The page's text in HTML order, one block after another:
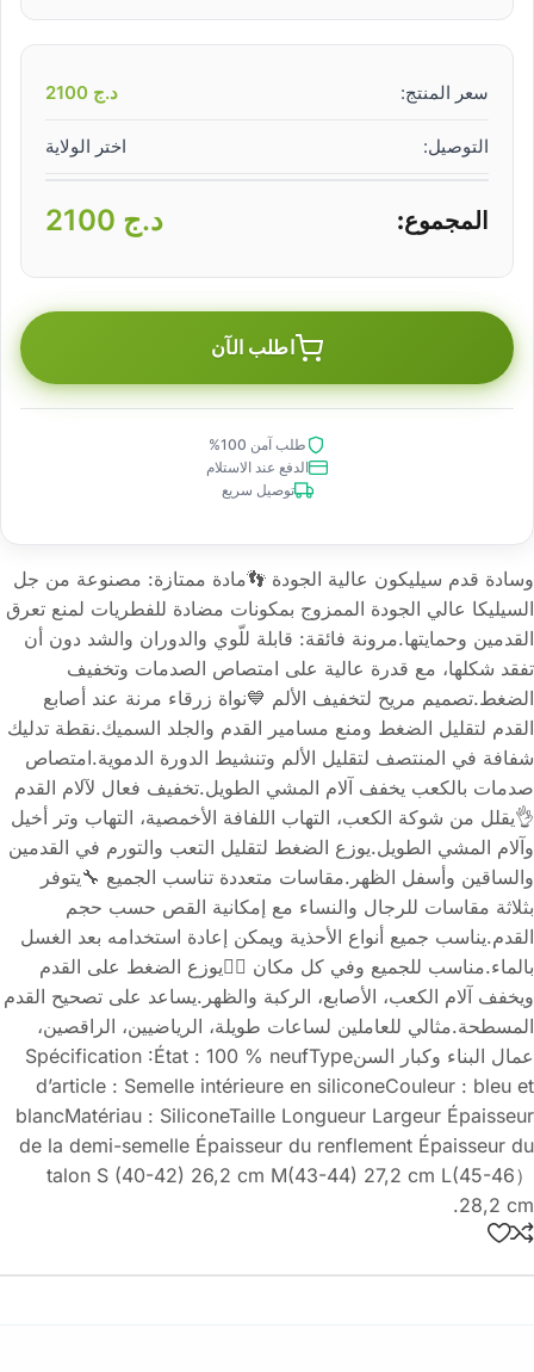
سعر المنتج: د.ج
التوصيل: اختر الولاية
المجموع: د.ج
اطلب الآن
طلب آمن 100%
الدفع عند الاستلام
توصيل سريع
وسادة قدم سيليكون عالية الجودة 👣مادة ممتازة: مصنوعة من جل
السيليكا عالي الجودة الممزوج بمكونات مضادة للفطريات لمنع تعرق
القدمين وحمايتها.مرونة فائقة: قابلة للّوي والدوران والشد دون أن
تفقد شكلها، مع قدرة عالية على امتصاص الصدمات وتخفيف
الضغط.تصميم مريح لتخفيف الألم 💙نواة زرقاء مرنة عند أصابع
القدم لتقليل الضغط ومنع مسامير القدم والجلد السميك.نقطة تدليك
شفافة في المنتصف لتقليل الألم وتنشيط الدورة الدموية.امتصاص
صدمات بالكعب يخفف آلام المشي الطويل.تخفيف فعال لآلام القدم
👌يقلل من شوكة الكعب، التهاب اللفافة الأخمصية، التهاب وتر أخيل
وآلام المشي الطويل.يوزع الضغط لتقليل التعب والتورم في القدمين
والساقين وأسفل الظهر.مقاسات متعددة تناسب الجميع 🔧يتوفر
بثلاثة مقاسات للرجال والنساء مع إمكانية القص حسب حجم
القدم.يناسب جميع أنواع الأحذية ويمكن إعادة استخدامه بعد الغسل
بالماء.مناسب للجميع وفي كل مكان 🏃‍♂️يوزع الضغط على القدم
ويخفف آلام الكعب، الأصابع، الركبة والظهر.يساعد على تصحيح القدم
المسطحة.مثالي للعاملين لساعات طويلة، الرياضيين، الراقصين،
عمال البناء وكبار السنSpécification :État : 100 % neufType
d’article : Semelle intérieure en siliconeCouleur : bleu et
blancMatériau : SiliconeTaille Longueur Largeur Épaisseur
de la demi-semelle Épaisseur du renflement Épaisseur du
talon S (40-42) 26,2 cm M(43-44) 27,2 cm L(45-46）
28,2 cm.